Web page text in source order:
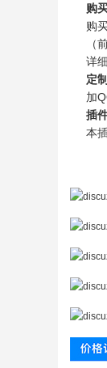
购
购
（
详
定
加
插
本